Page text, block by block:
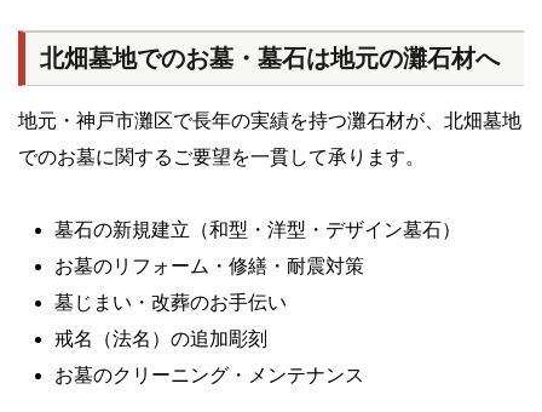
北畑墓地でのお墓・墓石は地元の灘石材へ
地元・神戸市灘区で長年の実績を持つ灘石材が、北畑墓地
でのお墓に関するご要望を一貫して承ります。
墓石の新規建立（和型・洋型・デザイン墓石）
お墓のリフォーム・修繕・耐震対策
墓じまい・改葬のお手伝い
戒名（法名）の追加彫刻
お墓のクリーニング・メンテナンス